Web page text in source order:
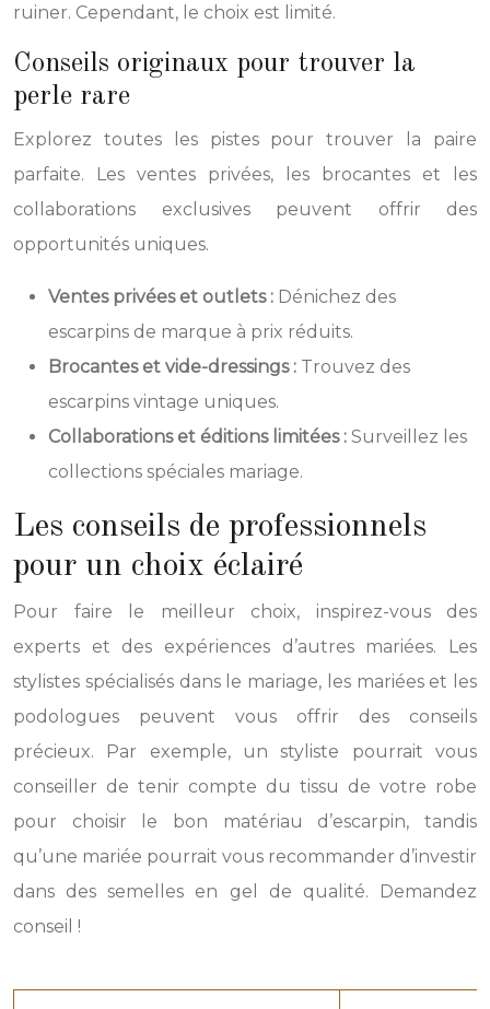
ruiner. Cependant, le choix est limité.
Conseils originaux pour trouver la
perle rare
Explorez toutes les pistes pour trouver la paire
parfaite. Les ventes privées, les brocantes et les
collaborations exclusives peuvent offrir des
opportunités uniques.
Ventes privées et outlets : Dénichez des
escarpins de marque à prix réduits.
Brocantes et vide-dressings : Trouvez des
escarpins vintage uniques.
Collaborations et éditions limitées : Surveillez les
collections spéciales mariage.
Les conseils de professionnels
pour un choix éclairé
Pour faire le meilleur choix, inspirez-vous des
experts et des expériences d’autres mariées. Les
stylistes spécialisés dans le mariage, les mariées et les
podologues peuvent vous offrir des conseils
précieux. Par exemple, un styliste pourrait vous
conseiller de tenir compte du tissu de votre robe
pour choisir le bon matériau d’escarpin, tandis
qu’une mariée pourrait vous recommander d’investir
dans des semelles en gel de qualité. Demandez
conseil !